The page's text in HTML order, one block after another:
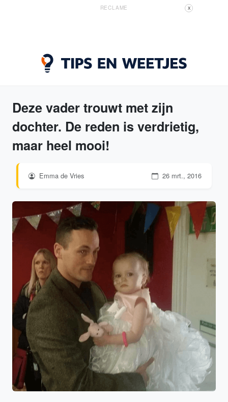
RECLAME X
Deze vader trouwt met zijn
dochter. De reden is verdrietig,
maar heel mooi!
Emma de Vries 26 mrt., 2016